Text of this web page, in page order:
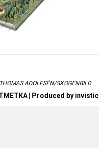
ADOLFSÉN/SKOGENBILD
| Produced by invistic